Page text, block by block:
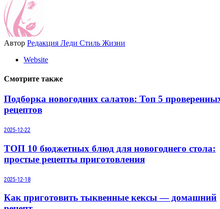
Автор Редакция Леди Стиль Жизни
Website
Смотрите также
Подборка новогодних салатов: Топ 5
рецептов
2025-12-22
ТОП 10 бюджетных блюд для новогоднего стола:
простые рецепты приготовления
2025-12-18
Как приготовить тыквенные кексы — домашний